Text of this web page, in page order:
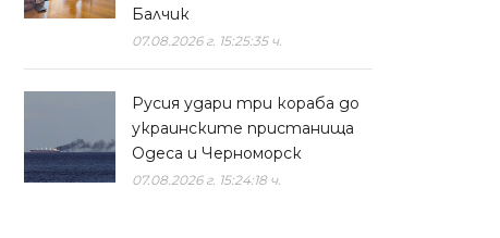
Балчик
07.08.2026 г. 15:25:35 ч.
Русия удари три кораба до
украинските пристанища
Одеса и Черноморск
07.08.2026 г. 15:24:18 ч.